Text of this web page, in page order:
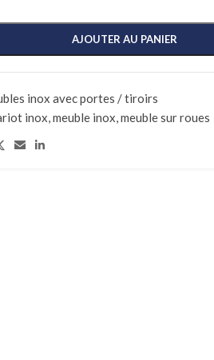
AJOUTER AU PANIER
inox avec portes / tiroirs
inox,meuble inox,meuble sur roues